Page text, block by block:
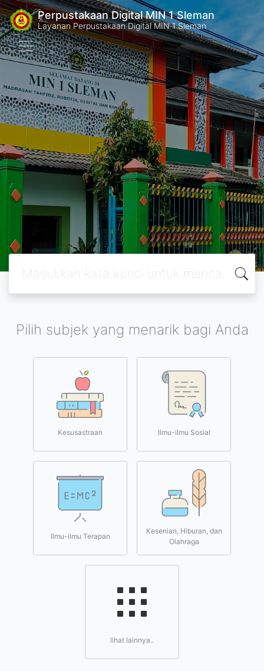
Perpustakaan Digital MIN 1 Sleman
Layanan Perpustakaan Digital MIN 1 Sleman
Pilih subjek yang menarik bagi Anda
Kesusastraan Ilmu-ilmu Sosial
Ilmu-ilmu Terapan
Kesenian, Hiburan, dan
Olahraga
lihat lainnya..